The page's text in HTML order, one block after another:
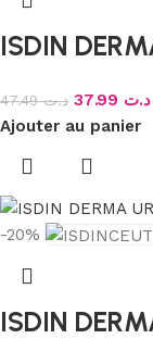
ISDIN
د.ت47.49 د.ت
Ajouter au panier
-20%
ISDIN